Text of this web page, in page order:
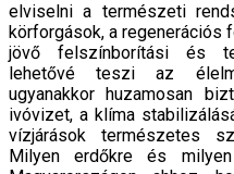
elviselni a természeti
körforgások, a regenerációs
jövő felszínborítási és
lehetővé teszi az
ugyanakkor huzamosan
ivóvizet, a klíma
vízjárások természetes
Milyen erdőkre és